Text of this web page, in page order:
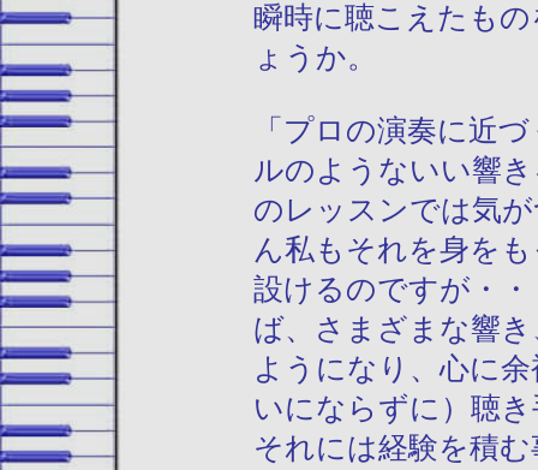
瞬時に聴こえたも
ょうか。
「プロの演奏に近
ルのようないい響
のレッスンでは気
ん私もそれを身を
設けるのですが・
ば、さまざまな響
ようになり、心に
いにならずに）聴
それには経験を積